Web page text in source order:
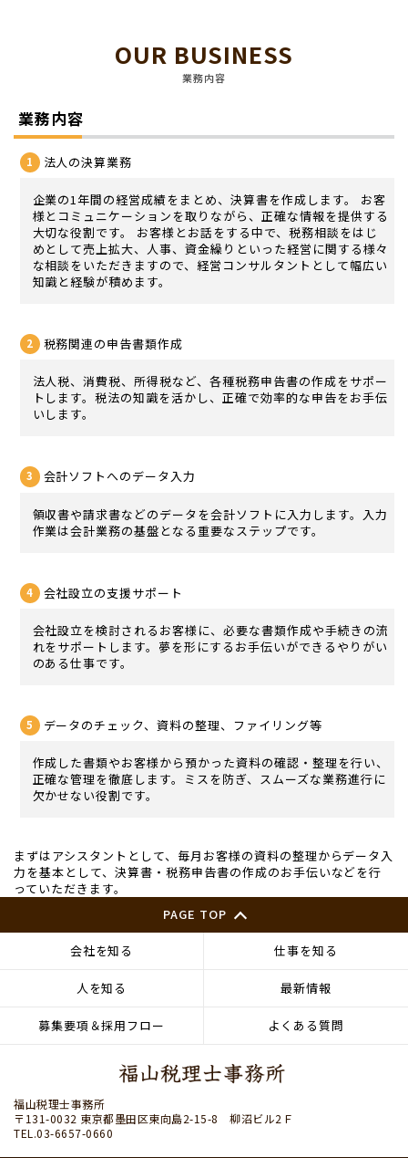
OUR BUSINESS
業務内容
業務内容
法人の決算業務
企業の1年間の経営成績をまとめ、決算書を作成します。 お客
様とコミュニケーションを取りながら、正確な情報を提供する
大切な役割です。 お客様とお話をする中で、税務相談をはじ
めとして売上拡大、人事、資金繰りといった経営に関する様々
な相談をいただきますので、経営コンサルタントとして幅広い
知識と経験が積めます。
税務関連の申告書類作成
法人税、消費税、所得税など、各種税務申告書の作成をサポー
トします。税法の知識を活かし、正確で効率的な申告をお手伝
いします。
会計ソフトへのデータ入力
領収書や請求書などのデータを会計ソフトに入力します。入力
作業は会計業務の基盤となる重要なステップです。
会社設立の支援サポート
会社設立を検討されるお客様に、必要な書類作成や手続きの流
れをサポートします。夢を形にするお手伝いができるやりがい
のある仕事です。
データのチェック、資料の整理、ファイリング等
作成した書類やお客様から預かった資料の確認・整理を行い、
正確な管理を徹底します。ミスを防ぎ、スムーズな業務進行に
欠かせない役割です。
まずはアシスタントとして、毎月お客様の資料の整理からデータ入
力を基本として、決算書・税務申告書の作成のお手伝いなどを行
っていただきます。
PAGE TOP
会社を知る 仕事を知る
人を知る 最新情報
募集要項＆採用フロー よくある質問
福山税理士事務所
〒131-0032 東京都墨田区東向島2-15-8 柳沼ビル2Ｆ
TEL.03-6657-0660